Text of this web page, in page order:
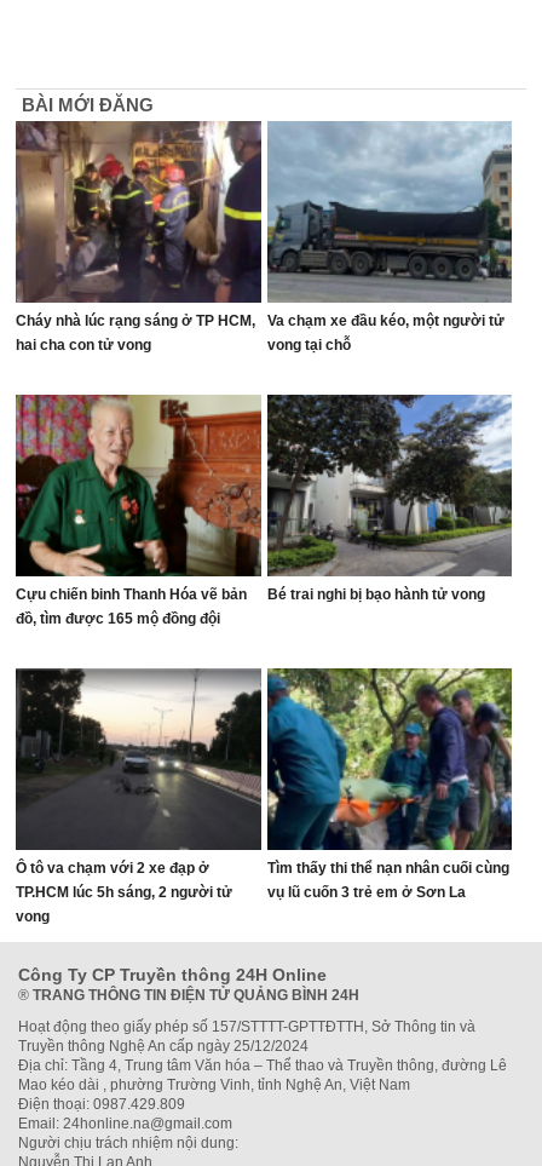
BÀI MỚI ĐĂNG
Cháy nhà lúc rạng sáng ở TP HCM,
hai cha con tử vong
Va chạm xe đầu kéo, một người tử
vong tại chỗ
Cựu chiến binh Thanh Hóa vẽ bản
đồ, tìm được 165 mộ đồng đội
Bé trai nghi bị bạo hành tử vong
Ô tô va chạm với 2 xe đạp ở
TP.HCM lúc 5h sáng, 2 người tử
vong
Tìm thấy thi thể nạn nhân cuối cùng
vụ lũ cuốn 3 trẻ em ở Sơn La
Công Ty CP Truyền thông 24H Online
® TRANG THÔNG TIN ĐIỆN TỬ QUẢNG BÌNH 24H
Hoạt động theo giấy phép số 157/STTTT-GPTTĐTTH, Sở Thông tin và
Truyền thông Nghệ An cấp ngày 25/12/2024
Địa chỉ: Tầng 4, Trung tâm Văn hóa – Thể thao và Truyền thông, đường Lê
Mao kéo dài , phường Trường Vinh, tỉnh Nghệ An, Việt Nam
Điện thoại: 0987.429.809
Email: 24honline.na@gmail.com
Người chịu trách nhiệm nội dung:
Nguyễn Thị Lan Anh